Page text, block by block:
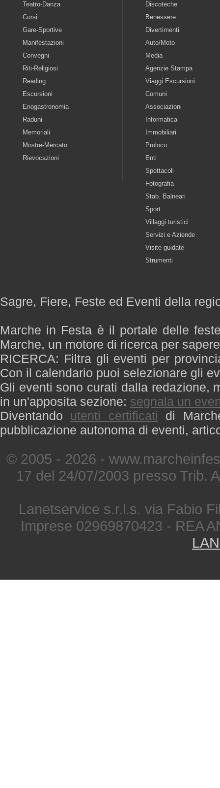
Teatro-Danza
Corsi
Gare-Sportive
Manifestazioni
Convegni
Riti-Religiosi
Reading
Escursioni
Enogastronomia
Raduni
Memoriali
Mostre-Mercato
Rievocazioni
Discoteche
Benessere
Divertimenti
Auto/Moto
Media
Agenzie Stampa
Viaggi Escursioni
Comuni
Associazioni
Informatica
Immobiliari
Proloco
Enti
Spettacoli
Fotografia
Stab. Balneari
Sport
Villaggi turistici
Servizi e Aziende
Visite guidate
Strumenti
Sagre, Fiere, Feste ed Eventi della
Marche in Festa è il portale delle
Marche, un motore di ricerca per
RICERCA: Filtra gli eventi per
Con il calendario puoi selezionare gli
Gli eventi sono curati dalla redazione,
in un'apposita sezione: segnala un
Diventando utenti certificati di
pubblicazione autonoma di eventi,
© 2005 - 2026 -
17 del 24/07/2003 presso Trib.
Lanetservice s.r.l.s. via Fabio
Imprese 02969870423 - REA